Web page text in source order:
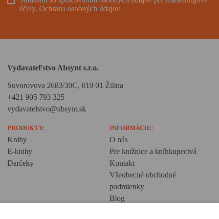
účely. Ochrana osobných údajov
Vydavateľstvo Absynt s.r.o.
Suvorovova 2683/30C, 010 01 Žilina
+421 905 793 325
vydavatelstvo@absynt.sk
PRODUKTY:
Knihy
E-knihy
Darčeky
INFORMÁCIE:
O nás
Pre knižnice a kníhkupectvá
Kontakt
Všeobecné obchodné
podmienky
Blog